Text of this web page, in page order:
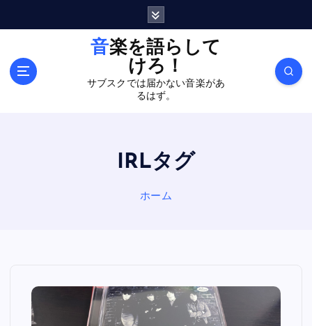
音楽を語らして
けろ！
サブスクでは届かない音楽があ
るはず。
IRLタグ
ホーム